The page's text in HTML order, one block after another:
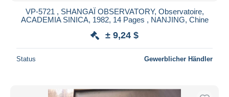
VP-5721 , SHANGAÏ OBSERVATORY, Observatoire,
ACADEMIA SINICA, 1982, 14 Pages , NANJING, Chine
± 9,24 $
Status Gewerblicher Händler